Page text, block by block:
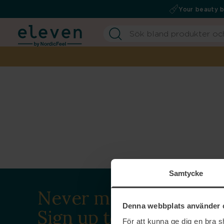
Samtycke
Denna webbplats använder
För att kunna ge dig en bra
Your beauty
Never miss a beat.
Sign up to our